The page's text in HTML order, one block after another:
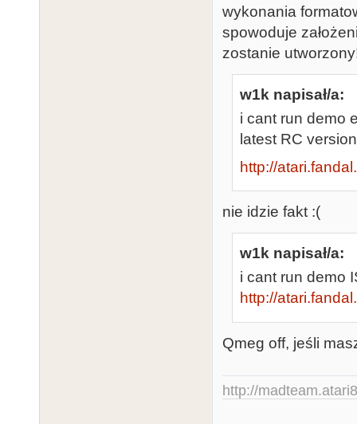
wykonania
spowoduje
zostanie
w1k napisał/a:
i cant run demo
latest RC
http://
nie idzie fakt :(
w1k napisał/a:
i cant run demo
http://
Qmeg off, jeśli
http://